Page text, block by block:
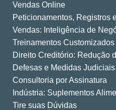
Vendas Online
Peticionamentos, Registros
Vendas: Inteligência de
Treinamentos Customizados
Direito Creditório: Redução
Defesas e Medidas Judiciais
Consultoria por Assinatura
Indústria: Suplementos
Tire suas Dúvidas